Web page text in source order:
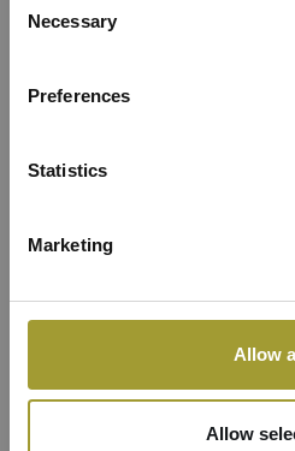
Selection
Necessary
Preferences
Statistics
Marketing
Allow
Allow